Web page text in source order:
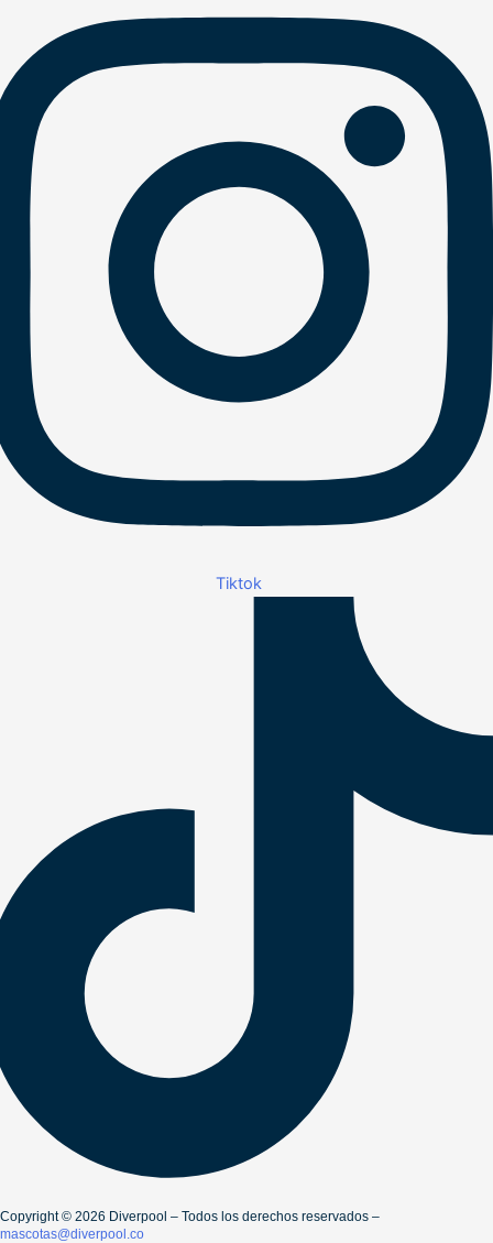
Tiktok
Copyright ©️ 2026 Diverpool – Todos los derechos reservados –
mascotas@diverpool.co